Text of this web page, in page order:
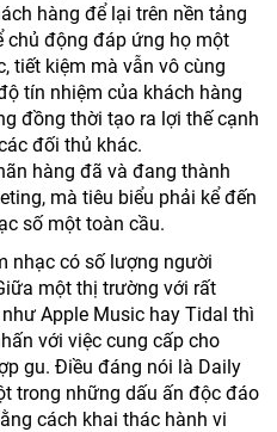
hàng để lại trên nền tảng
chủ động đáp ứng họ một
tiết kiệm mà vẫn vô cùng
tín nhiệm của khách hàng
đồng thời tạo ra lợi thế cạnh
đối thủ khác.
hàng đã và đang thành
mà tiêu biểu phải kể đến
số một toàn cầu.
nhạc có số lượng người
một thị trường với rất
Apple Music hay Tidal thì
với việc cung cấp cho
gu. Điều đáng nói là Daily
trong những dấu ấn độc đáo
cách khai thác hành vi